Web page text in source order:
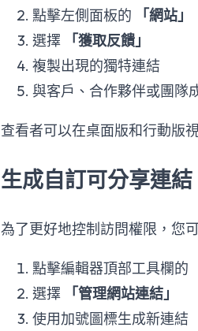
點擊左側面板的
「網站」
選擇
「獲取反饋」
複製出現的獨特連結
與客戶、合作夥伴或團隊
查看者可以在桌面版和行動版
生成自訂可分享連結
為了更好地控制訪問權限，您
點擊編輯器頂部工具欄的
選擇
「管理網站連結」
使用加號圖標生成新連結